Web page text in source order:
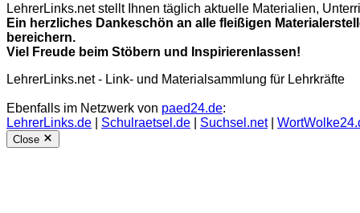
LehrerLinks.net stellt Ihnen täglich aktuelle Materialien,
Ein herzliches Dankeschön an alle fleißigen
bereichern.
Viel Freude beim Stöbern und Inspirierenlassen!
LehrerLinks.net - Link- und Materialsammlung für Lehrkräfte
Ebenfalls im Netzwerk von paed24.de:
LehrerLinks.de
Schulraetsel.de Suchsel.net|
Close